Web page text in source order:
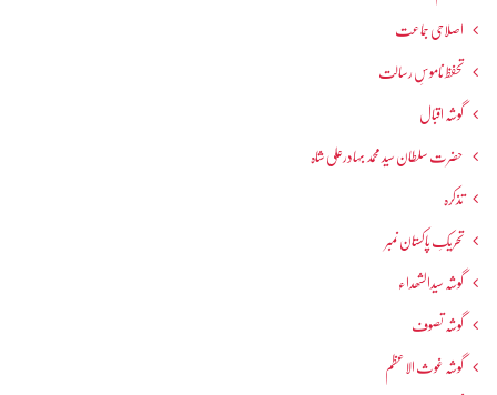
اصلاحی جماعت
تحفظ ناموسِ رسالت
گوشہ اقبال
حضرت سلطان سید محمد بہادرعلی شاہ
تذکرہ
تحریکِ پاکستان نمبر
گوشہ سیدالشھداء
گوشہ تصوف
گوشہ غوث الاعظم